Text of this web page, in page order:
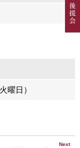
火曜日）
Next